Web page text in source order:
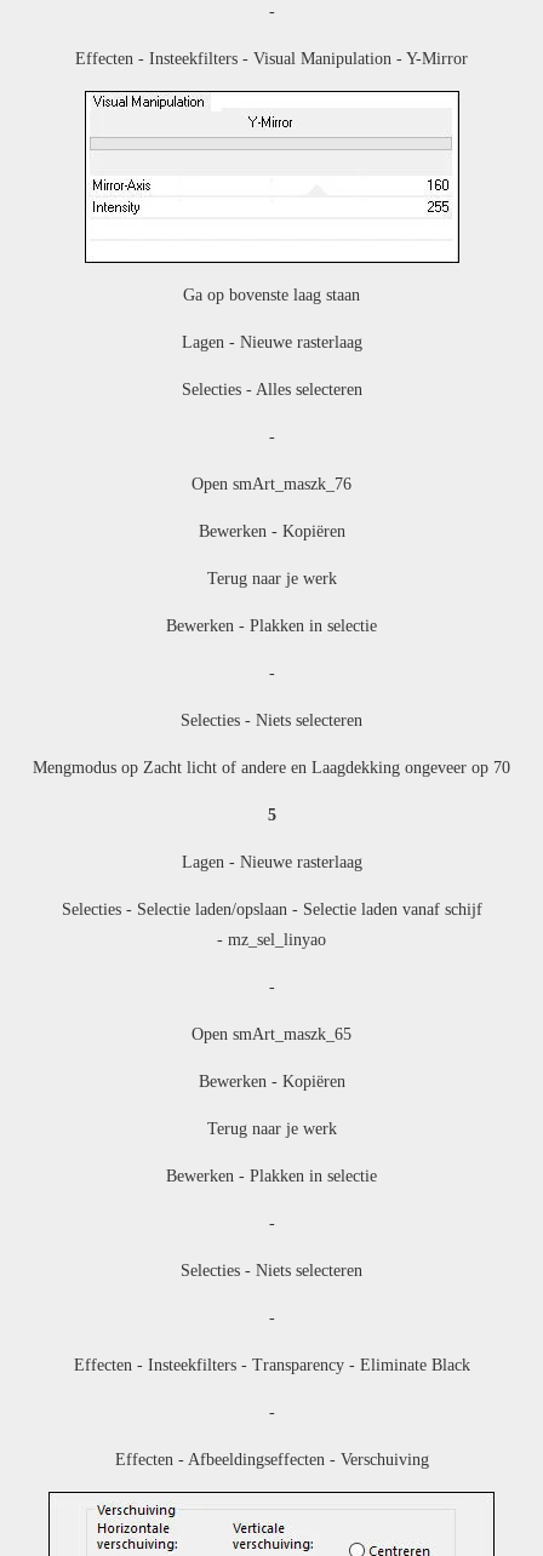
-
Effecten - Insteekfilters - Visual Manipulation - Y-Mirror
Ga op bovenste laag staan
Lagen - Nieuwe rasterlaag
Selecties - Alles selecteren
-
Open smArt_maszk_76
Bewerken - Kopiëren
Terug naar je werk
Bewerken - Plakken in selectie
-
Selecties - Niets selecteren
Mengmodus op Zacht licht of andere en Laagdekking ongeveer op 70
5
Lagen - Nieuwe rasterlaag
Selecties - Selectie laden/opslaan - Selectie laden vanaf schijf
- mz_sel_linyao
-
Open smArt_maszk_65
Bewerken - Kopiëren
Terug naar je werk
Bewerken - Plakken in selectie
-
Selecties - Niets selecteren
-
Effecten - Insteekfilters - Transparency - Eliminate Black
-
Effecten - Afbeeldingseffecten - Verschuiving